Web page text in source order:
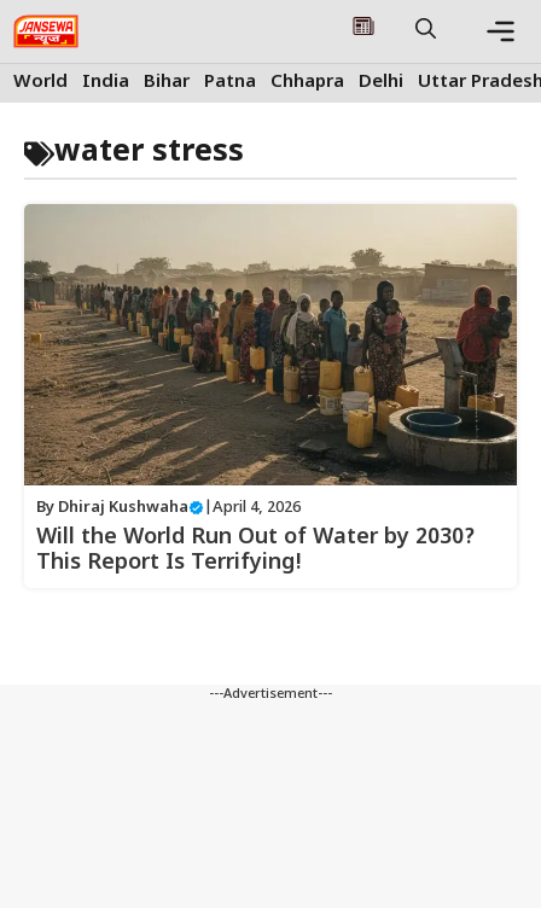
Skip
to
content
World India Bihar Patna Chhapra Delhi Uttar
water stress
By Dhiraj Kushwaha April 4, 2026
Will the World Run Out of Water by 2030?
This Report Is Terrifying!
---Advertisement---